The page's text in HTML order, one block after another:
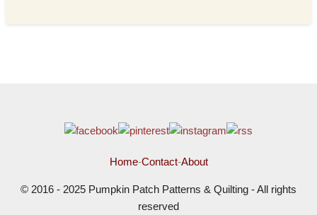
Home-Contact-About
© 2016 - 2025 Pumpkin Patch Patterns & Quilting - All rights
reserved